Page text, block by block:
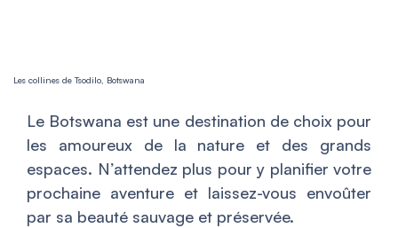
Les collines de Tsodilo, Botswana
Le Botswana est une destination de choix pour
les amoureux de la nature et des grands
espaces. N’attendez plus pour y planifier votre
prochaine aventure et laissez-vous envoûter
par sa beauté sauvage et préservée.